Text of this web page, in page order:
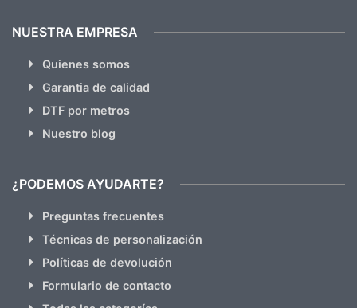
NUESTRA EMPRESA
Quienes somos
Garantia de calidad
DTF por metros
Nuestro blog
¿PODEMOS AYUDARTE?
Preguntas frecuentes
Técnicas de personalización
Políticas de devolución
Formulario de contacto